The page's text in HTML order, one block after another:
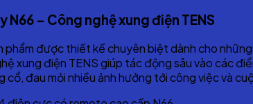
N66 – Công nghệ xung điện TENS
phẩm được thiết kế chuyên biệt dành cho
xung điện TENS giúp tác động sâu vào các
đau mỏi nhiều ảnh hưởng tới công việc và